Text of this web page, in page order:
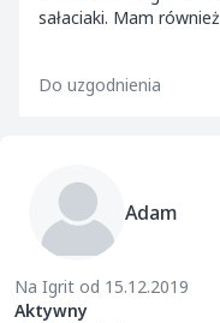
sałaciaki. Mam
Do uzgodnienia
Adam
Na Igrit od 15.12.2019
Aktywny